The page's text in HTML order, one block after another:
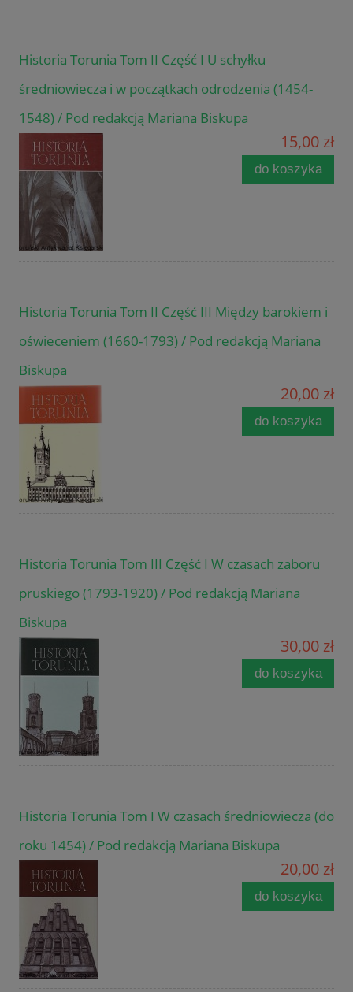
Historia Torunia Tom II Część I U schyłku
średniowiecza i w początkach odrodzenia (1454-
1548) / Pod redakcją Mariana Biskupa
15,00 zł
do koszyka
Historia Torunia Tom II Część III Między barokiem i
oświeceniem (1660-1793) / Pod redakcją Mariana
Biskupa
20,00 zł
do koszyka
Historia Torunia Tom III Część I W czasach zaboru
pruskiego (1793-1920) / Pod redakcją Mariana
Biskupa
30,00 zł
do koszyka
Historia Torunia Tom I W czasach średniowiecza (do
roku 1454) / Pod redakcją Mariana Biskupa
20,00 zł
do koszyka